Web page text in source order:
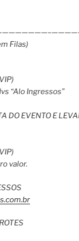
Filas)
“Alo Ingressos”
DO EVENTO E
valor.